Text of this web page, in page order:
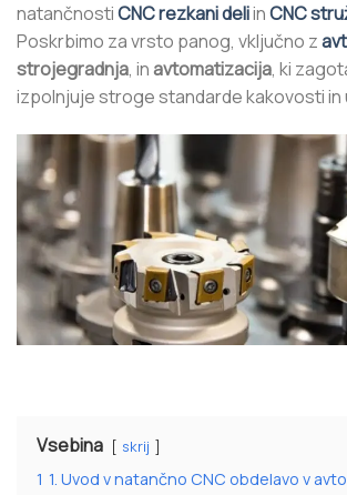
natančnostiCNC rezkani deliinCNC
Poskrbimo za vrsto panog, vključno z
strojegradnja, in avtomatizacija, ki
izpolnjuje stroge standarde kakovosti in
Vsebina skrij
1 1. Uvod v natančno CNC obdelavo v